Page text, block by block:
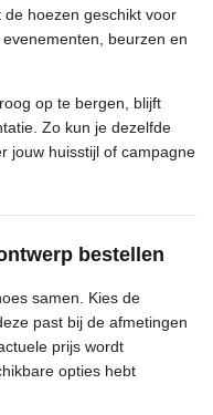
hoezen geschikt voor
beurzen en
op te bergen, blijft
Zo kun je dezelfde
jouw huisstijl of campagne
bestellen
samen. Kies de
past bij de afmetingen
prijs wordt
opties hebt